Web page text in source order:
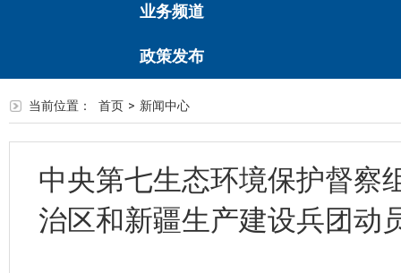
业务频道
政策发布
当前位置： 首页 > 新闻中心
中央第七生态环境保护督察
治区和新疆生产建设兵团动